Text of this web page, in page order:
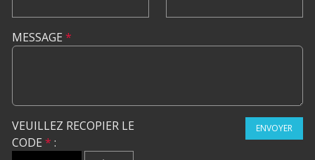
MESSAGE *
VEUILLEZ RECOPIER LE
CODE * :
ENVOYER